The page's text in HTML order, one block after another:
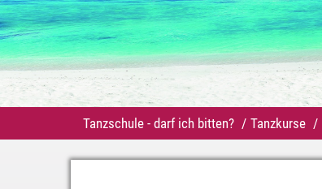
Tanzschule - darf ich bitten? Tanzkurse